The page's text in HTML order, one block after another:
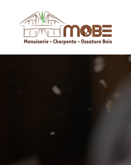
contenu
principal